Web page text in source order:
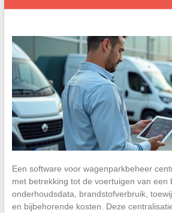
Een software voor wagenparkbeheer
met betrekking tot de voertuigen van een
onderhoudsdata, brandstofverbruik,
en bijbehorende kosten. Deze